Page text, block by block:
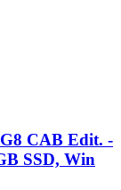
CAB Edit. -
SSD, Win